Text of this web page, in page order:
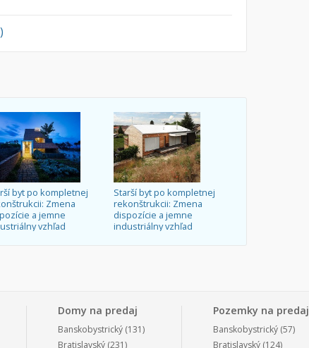
byt po kompletnej
Zmena
a jemne
vzhľad
Starší byt po kompletnej
rekonštrukcii: Zmena
dispozície a jemne
industriálny vzhľad
Domy na predaj
Banskobystrický (131)
Bratislavský (231)
Pozemky na predaj
Banskobystrický(57)
Bratislavský(124)